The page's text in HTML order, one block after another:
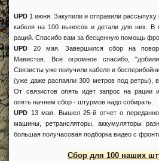
UPD 1 июня. Закупили и отправили рассыпуху
кабеля на 100 выносов и детали для них. В
раций. Спасибо вам за бесценную помощь
UPD 20 мая. Завершился сбор на
Мавистов. Все огромное спасибо,
Связисты уже получили кабеля и
(уже даже распаяли 300 метров под ретры),
От связистов опять идет запрос на рации
опять начнем сбор - штурмов надо собирать.
UPD 13 мая. Вышел 25-й отчет о
машины, ретрансляторы, аккумуляторы
большая получасовая подборка видео с
Сбор для 100 наших